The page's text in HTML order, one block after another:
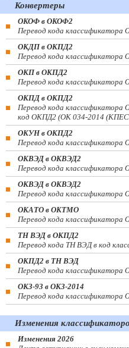
Конвертеры
ОКОФ в ОКОФ2
Перевод кода
ОКДП в ОКПД2
Перевод кода
ОКП в ОКПД2
Перевод кода
ОКПД в ОКПД2
Перевод кода
код ОКПД2 (ОК 034-2014 (КПЕС
ОКУН в ОКПД2
Перевод кода
ОКВЭД в ОКВЭД2
Перевод кода
ОКВЭД в ОКВЭД2
Перевод кода
ОКАТО в ОКТМО
Перевод кода
ТН ВЭД в ОКПД2
Перевод кода ТН ВЭД в код
ОКПД2 в ТН ВЭД
Перевод кода
ОКЗ-93 в ОКЗ-2014
Перевод кода классификатора
Изменения
Изменения 2026